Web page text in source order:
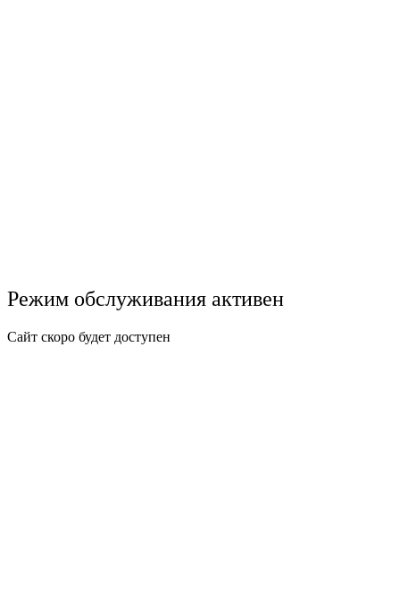
Режим обслуживания активен
Сайт скоро будет доступен